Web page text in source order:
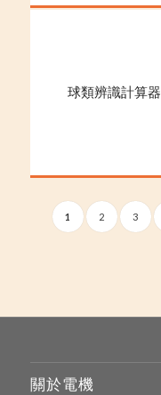
球類辨識計算器
1 2 3
關於電機